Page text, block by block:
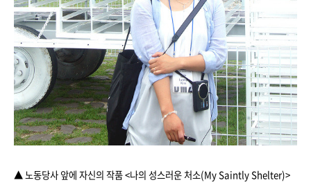
▲ 노동당사 앞에 자신의 작품 <나의 성스러운 처소(My Saintly Shelter)>